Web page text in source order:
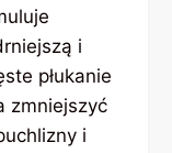
i
płukanie
zmniejszyć
i